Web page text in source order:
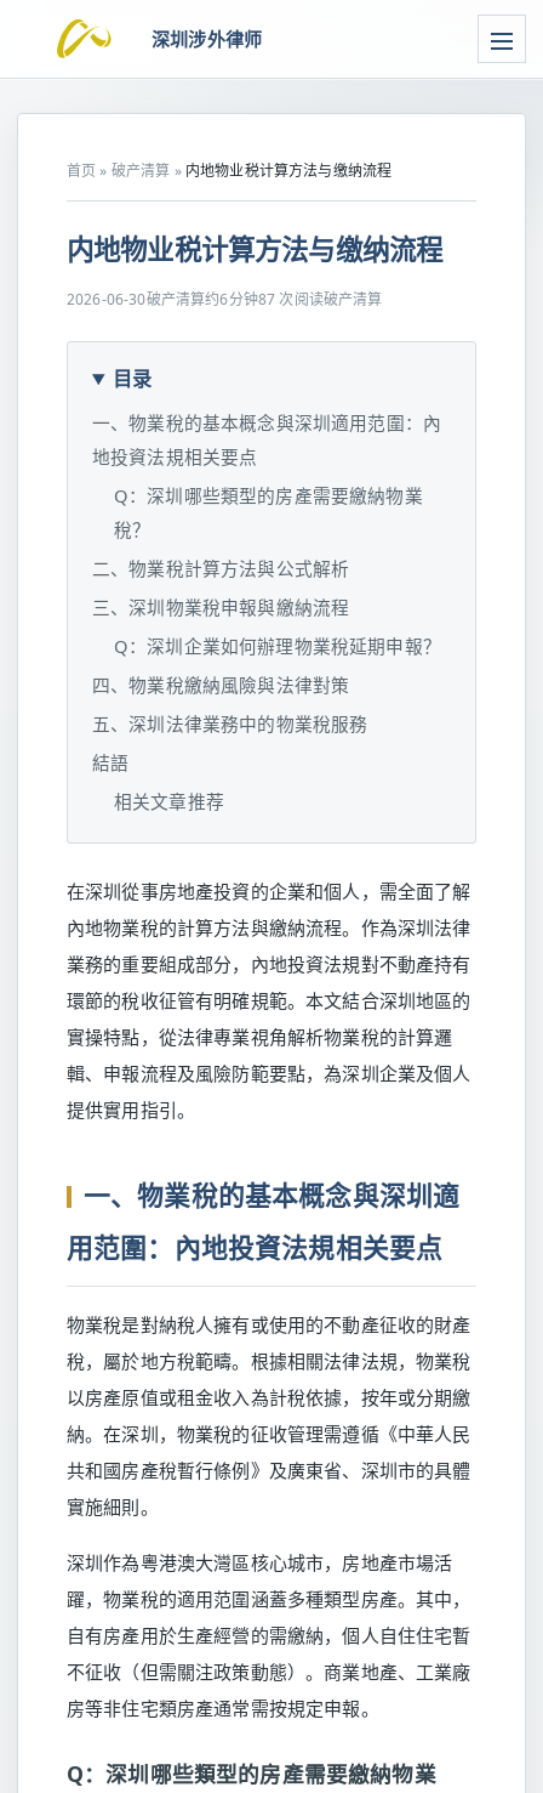
深圳涉外律师
首页 » 破产清算 » 内地物业税计算方法与缴纳流程
内地物业税计算方法与缴纳流程
2026-06-30破产清算约6分钟87 次阅读破产清算
目录
一、物業稅的基本概念與深圳適用范圍：內
地投資法規相关要点
Q：深圳哪些類型的房產需要繳納物業
稅？
二、物業稅計算方法與公式解析
三、深圳物業稅申報與繳納流程
Q：深圳企業如何辦理物業稅延期申報？
四、物業稅繳納風險與法律對策
五、深圳法律業務中的物業稅服務
結語
相关文章推荐
在深圳從事房地產投資的企業和個人，需全面了解
內地物業稅的計算方法與繳納流程。作為深圳法律
業務的重要組成部分，內地投資法規對不動產持有
環節的稅收征管有明確規範。本文結合深圳地區的
實操特點，從法律專業視角解析物業稅的計算邏
輯、申報流程及風險防範要點，為深圳企業及個人
提供實用指引。
一、物業稅的基本概念與深圳適
用范圍：內地投資法規相关要点
物業稅是對納稅人擁有或使用的不動產征收的財產
稅，屬於地方稅範疇。根據相關法律法規，物業稅
以房產原值或租金收入為計稅依據，按年或分期繳
納。在深圳，物業稅的征收管理需遵循《中華人民
共和國房產稅暫行條例》及廣東省、深圳市的具體
實施細則。
深圳作為粵港澳大灣區核心城市，房地產市場活
躍，物業稅的適用范圍涵蓋多種類型房產。其中，
自有房產用於生產經營的需繳納，個人自住住宅暫
不征收（但需關注政策動態）。商業地產、工業廠
房等非住宅類房產通常需按規定申報。
Q：深圳哪些類型的房產需要繳納物業